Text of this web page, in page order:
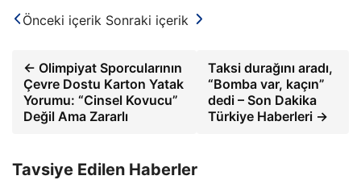
Önceki içerik Sonraki içerik
← Olimpiyat Sporcularının
Çevre Dostu Karton Yatak
Yorumu: “Cinsel Kovucu”
Değil Ama Zararlı
Taksi durağını aradı,
“Bomba var, kaçın”
dedi – Son Dakika
Türkiye Haberleri →
Tavsiye Edilen Haberler